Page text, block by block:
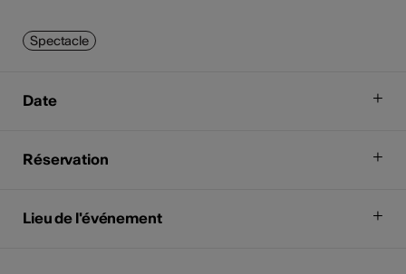
Spectacle
Date
Réservation
Lieu de l'événement